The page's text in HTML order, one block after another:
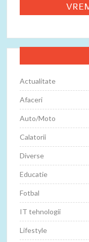
Actualitate
Afaceri
Auto/Moto
Calatorii
Diverse
Educatie
Fotbal
IT tehnologii
Lifestyle